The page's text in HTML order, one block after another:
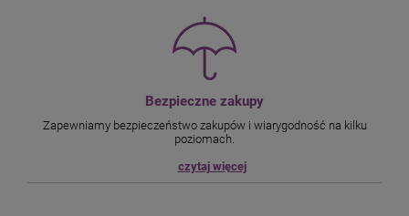
Bezpieczne zakupy
Zapewniamy bezpieczeństwo zakupów i wiarygodność na kilku
poziomach.
czytaj więcej